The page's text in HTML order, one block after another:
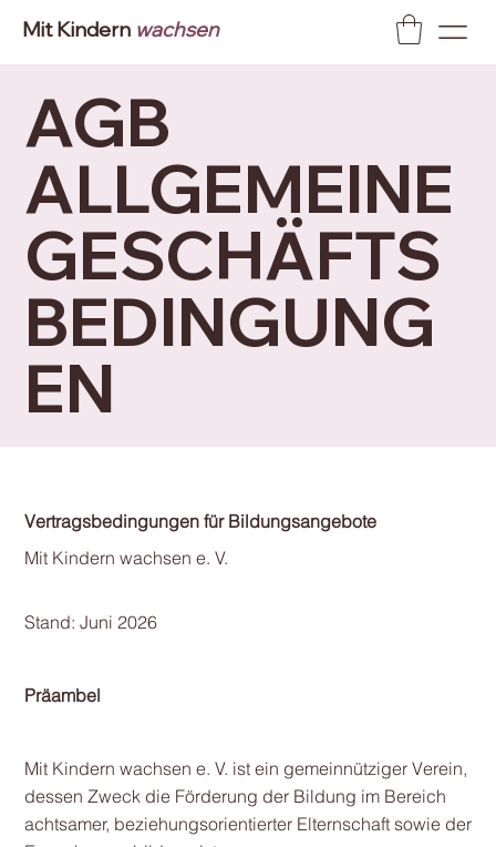
Mit Kindern wachsen
AGB
ALLGEMEINE
GESCHÄFTS
BEDINGUNG
EN
Vertragsbedingungen für Bildungsangebote
Mit Kindern wachsen e. V.
Stand: Juni 2026
Präambel
Mit Kindern wachsen e. V. ist ein gemeinnütziger Verein,
dessen Zweck die Förderung der Bildung im Bereich
achtsamer, beziehungsorientierter Elternschaft sowie der